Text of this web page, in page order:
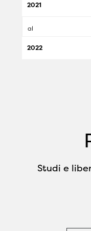
2021
al
2022
Studi e